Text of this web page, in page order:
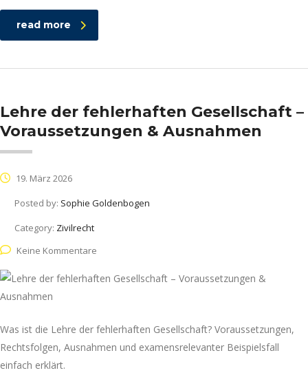
read more
Lehre der fehlerhaften Gesellschaft –
Voraussetzungen & Ausnahmen
19. März 2026
Posted by: Sophie Goldenbogen
Category: Zivilrecht
Keine Kommentare
Was ist die Lehre der fehlerhaften Gesellschaft? Voraussetzungen,
Rechtsfolgen, Ausnahmen und examensrelevanter Beispielsfall
einfach erklärt.